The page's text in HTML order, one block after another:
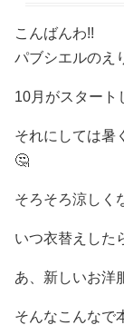
こんばんわ!!
パブシエルのえ
10月がスタート
それにしては暑
🤔
そろそろ涼しく
いつ衣替えした
あ、新しいお洋
そんなこんなで